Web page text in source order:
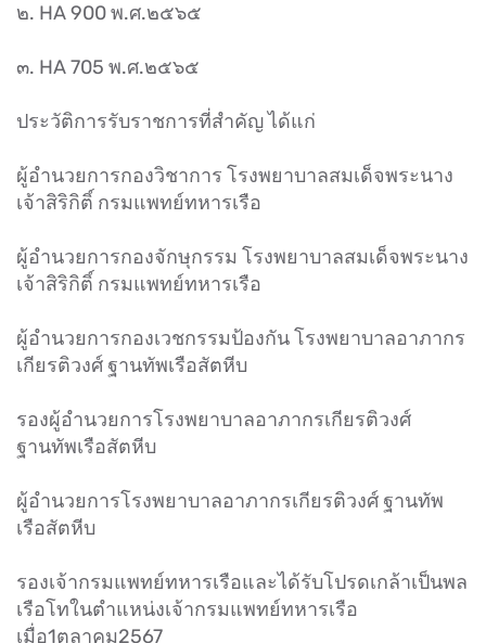
๒. HA 900 พ.ศ.๒๕๖๕
๓. HA 705 พ.ศ.๒๕๖๕
ประวัติการรับราชการที่สำคัญ ได้แก่
ผู้อำนวยการกองวิชาการ โรงพยาบาลสมเด็จพระนาง
เจ้าสิริกิติ์ กรมแพทย์ทหารเรือ
ผู้อำนวยการกองจักษุกรรม โรงพยาบาลสมเด็จพระนาง
เจ้าสิริกิติ์ กรมแพทย์ทหารเรือ
ผู้อำนวยการกองเวชกรรมป้องกัน โรงพยาบาลอาภากร
เกียรติวงศ์ ฐานทัพเรือสัตหีบ
รองผู้อำนวยการโรงพยาบาลอาภากรเกียรติวงศ์
ฐานทัพเรือสัตหีบ
ผู้อำนวยการโรงพยาบาลอาภากรเกียรติวงศ์ ฐานทัพ
เรือสัตหีบ
รองเจ้ากรมแพทย์ทหารเรือและได้รับโปรดเกล้าเป็นพล
เรือโทในตำแหน่งเจ้ากรมแพทย์ทหารเรือ
เมื่อ1ตุลาคม2567